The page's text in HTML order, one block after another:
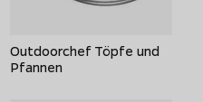
Outdoorchef Töpfe und
Pfannen